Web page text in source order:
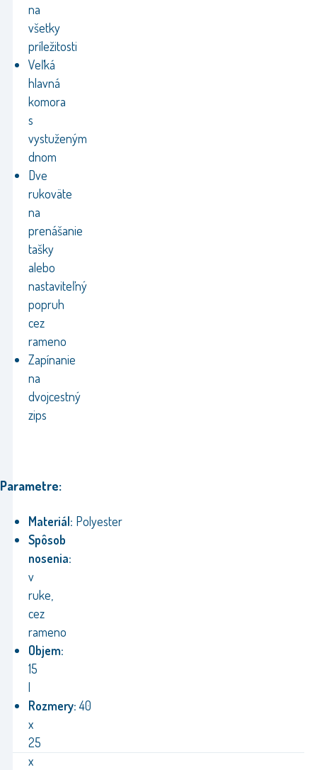
na
všetky
príležitosti
Veľká
hlavná
komora
s
vystuženým
dnom
Dve
rukoväte
na
prenášanie
tašky
alebo
nastaviteľný
popruh
cez
rameno
Zapínanie
na
dvojcestný
zips
Parametre:
Materiál: Polyester
Spôsob
nosenia:
v
ruke,
cez
rameno
Objem:
15
l
Rozmery:40
x
25
x